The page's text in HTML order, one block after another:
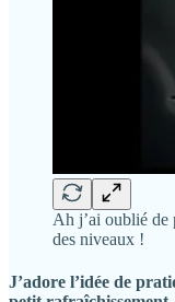
Ah j’ai oublié de
des niveaux !
J’adore l’idée de